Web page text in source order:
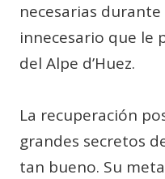
necesarias
innecesario que le
del Alpe d’Huez.
La recuperación
grandes secretos
tan bueno. Su